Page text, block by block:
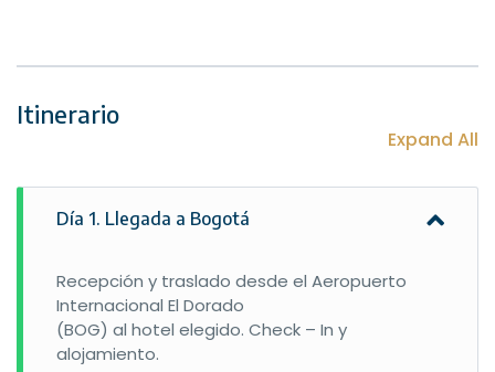
Itinerario
Expand All
Día 1. Llegada a Bogotá
Recepción y traslado desde el Aeropuerto
Internacional El Dorado
(BOG) al hotel elegido. Check – In y
alojamiento.